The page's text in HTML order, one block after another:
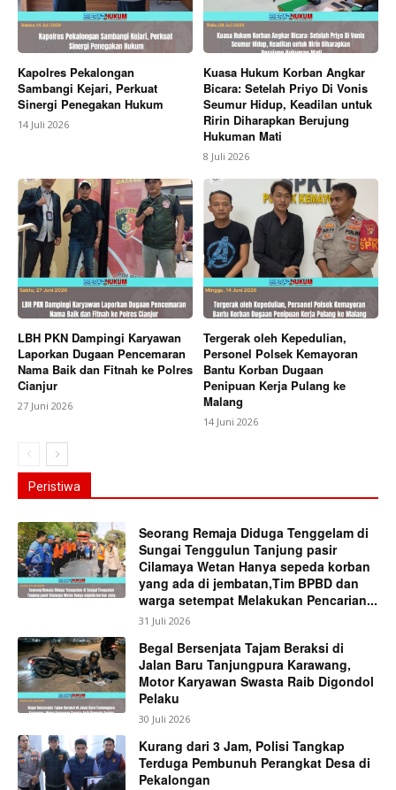
Kapolres Pekalongan
Sambangi Kejari, Perkuat
Sinergi Penegakan Hukum
14 Juli 2026
Kuasa Hukum Korban Angkar
Bicara: Setelah Priyo Di Vonis
Seumur Hidup, Keadilan untuk
Ririn Diharapkan Berujung
Hukuman Mati
8 Juli 2026
LBH PKN Dampingi Karyawan
Laporkan Dugaan Pencemaran
Nama Baik dan Fitnah ke Polres
Cianjur
27 Juni 2026
Tergerak oleh Kepedulian,
Personel Polsek Kemayoran
Bantu Korban Dugaan
Penipuan Kerja Pulang ke
Malang
14 Juni 2026
Peristiwa
Seorang Remaja Diduga Tenggelam di
Sungai Tenggulun Tanjung pasir
Cilamaya Wetan Hanya sepeda korban
yang ada di jembatan,Tim BPBD dan
warga setempat Melakukan Pencarian...
31 Juli 2026
Begal Bersenjata Tajam Beraksi di
Jalan Baru Tanjungpura Karawang,
Motor Karyawan Swasta Raib Digondol
Pelaku
30 Juli 2026
Kurang dari 3 Jam, Polisi Tangkap
Terduga Pembunuh Perangkat Desa di
Pekalongan